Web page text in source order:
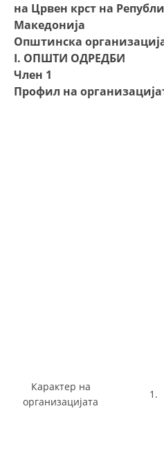
на Црвен крст на
Македонија
Општинска
I. ОПШТИ ОДРЕДБИ
Член 1
Профил на
Карактер на
организацијата
1.